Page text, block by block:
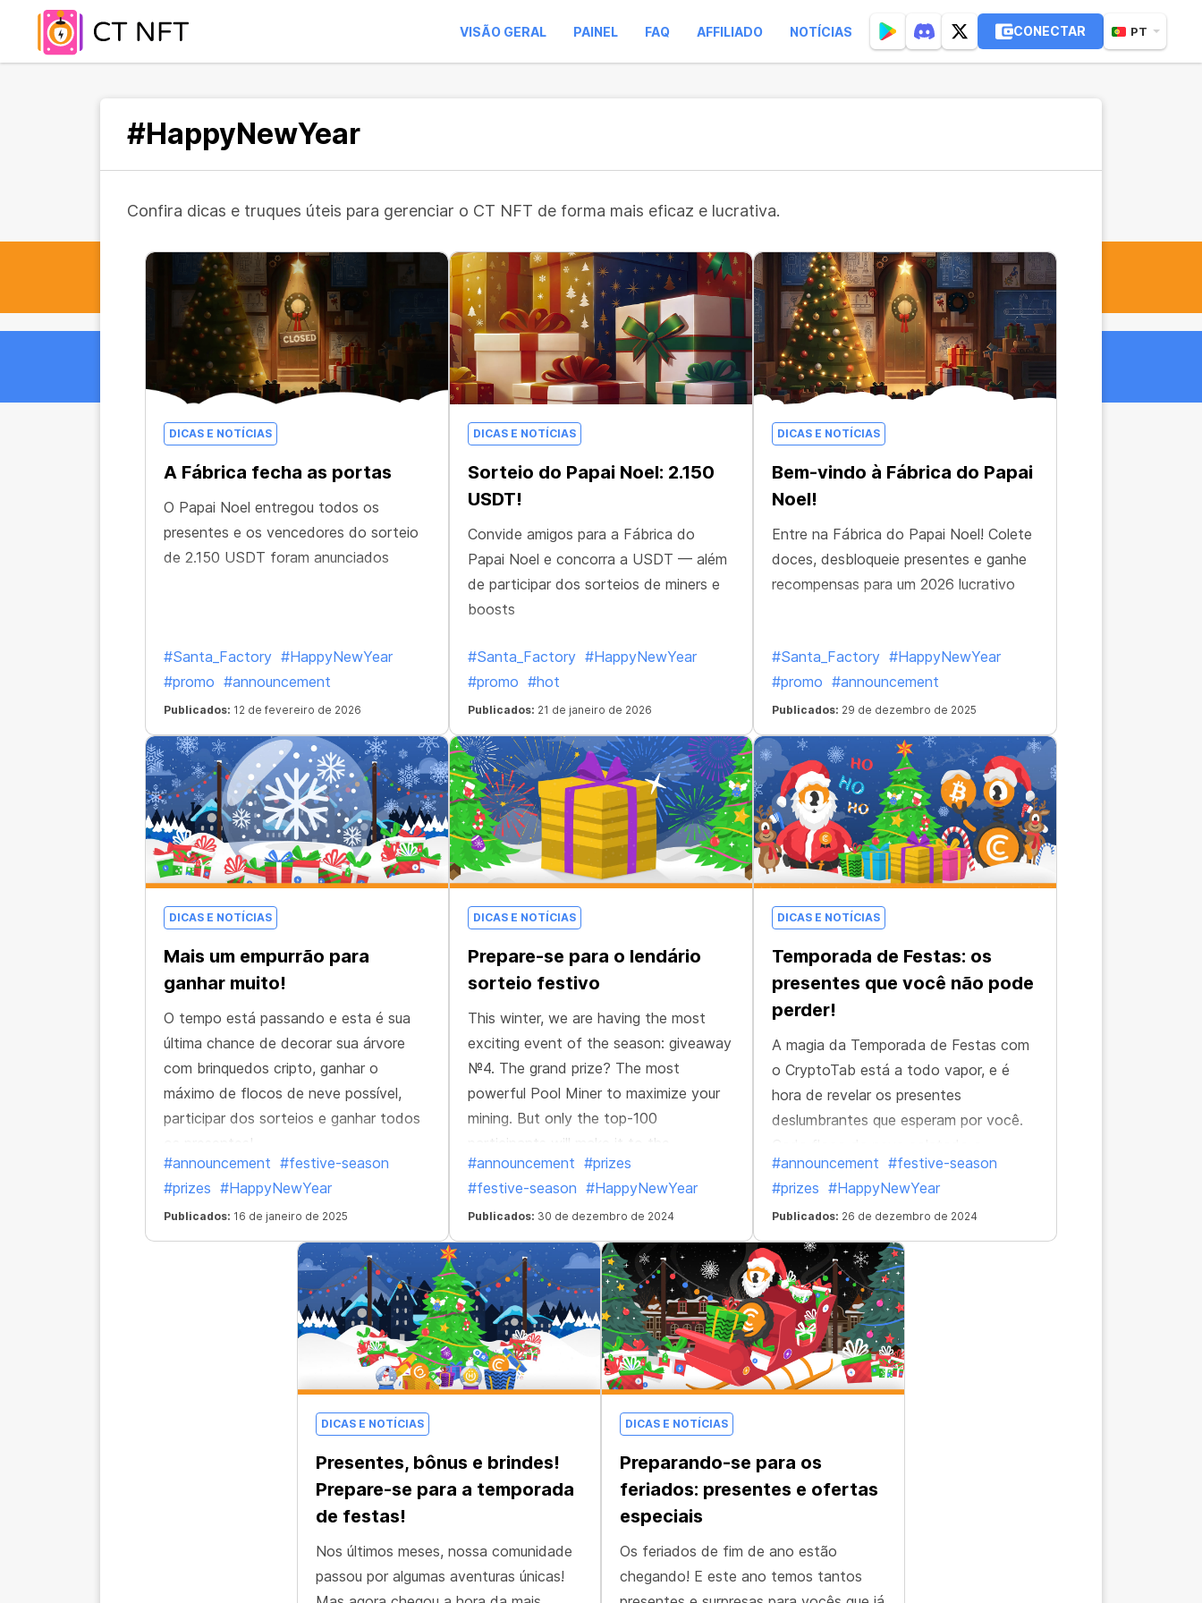
VISÃO GERAL PAINEL FAQ AFFILIADO NOTÍCIAS CONECTAR PT
#HappyNewYear
Confira dicas e truques úteis para gerenciar o CT NFT de forma mais eficaz e lucrativa.
DICAS E NOTÍCIAS
A Fábrica fecha as portas
O Papai Noel entregou todos os
presentes e os vencedores do sorteio
de 2.150 USDT foram anunciados
#Santa_Factory #HappyNewYear
#promo #announcement
Publicados: 12 de fevereiro de 2026
DICAS E NOTÍCIAS
Sorteio do Papai Noel: 2.150
USDT!
Convide amigos para a Fábrica do
Papai Noel e concorra a USDT — além
de participar dos sorteios de miners e
boosts
#Santa_Factory #HappyNewYear
#promo #hot
Publicados: 21 de janeiro de 2026
DICAS E NOTÍCIAS
Bem-vindo à Fábrica do Papai
Noel!
Entre na Fábrica do Papai Noel! Colete
doces, desbloqueie presentes e ganhe
recompensas para um 2026 lucrativo
#Santa_Factory #HappyNewYear
#promo #announcement
Publicados: 29 de dezembro de 2025
DICAS E NOTÍCIAS
Mais um empurrão para
ganhar muito!
O tempo está passando e esta é sua
última chance de decorar sua árvore
com brinquedos cripto, ganhar o
máximo de flocos de neve possível,
participar dos sorteios e ganhar todos
os presentes!
#announcement #festive-season
#prizes #HappyNewYear
Publicados: 16 de janeiro de 2025
DICAS E NOTÍCIAS
Prepare-se para o lendário
sorteio festivo
This winter, we are having the most
exciting event of the season: giveaway
№4. The grand prize? The most
powerful Pool Miner to maximize your
mining. But only the top-100
participants will make it to the
giveaway, and the #1 will claim the
ultimate reward.
#announcement #prizes
#festive-season #HappyNewYear
Publicados: 30 de dezembro de 2024
DICAS E NOTÍCIAS
Temporada de Festas: os
presentes que você não pode
perder!
A magia da Temporada de Festas com
o CryptoTab está a todo vapor, e é
hora de revelar os presentes
deslumbrantes que esperam por você.
aproxima de recompensas inesquecíveis
- e elas valem o esforço.
#announcement #festive-season
#prizes #HappyNewYear
Publicados: 26 de dezembro de 2024
DICAS E NOTÍCIAS
Presentes, bônus e brindes!
Prepare-se para a temporada
de festas!
Nos últimos meses, nossa comunidade
passou por algumas aventuras únicas!
DICAS E NOTÍCIAS
Preparando-se para os
feriados: presentes e ofertas
especiais
Os feriados de fim de ano estão
chegando! E este ano temos tantos